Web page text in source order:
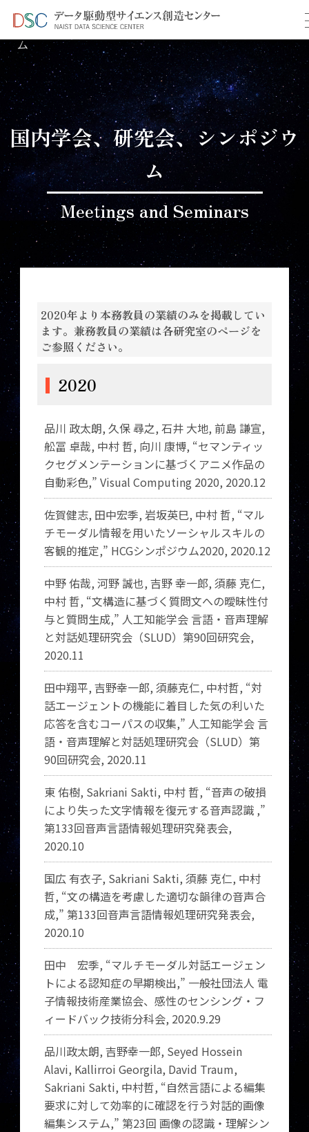
TOP ＞ 研究業績 ＞ 国内学会、研究会、シンポジウ
ム
国内学会、研究会、シンポジウ
ム
Meetings and Seminars
2020年より本務教員の業績のみを掲載してい
ます。兼務教員の業績は各研究室のページを
ご参照ください。
2020
品川 政太朗, 久保 尋之, 石井 大地, 前島 謙宣,
舩冨 卓哉, 中村 哲, 向川 康博, “セマンティッ
クセグメンテーションに基づくアニメ作品の
自動彩色,” Visual Computing 2020, 2020.12
佐賀健志, 田中宏季, 岩坂英巳, 中村 哲, “マル
チモーダル情報を用いたソーシャルスキルの
客観的推定,” HCGシンポジウム2020, 2020.12
中野 佑哉, 河野 誠也, 吉野 幸一郎, 須藤 克仁,
中村 哲, “文構造に基づく質問文への曖昧性付
与と質問生成,” 人工知能学会 言語・音声理解
と対話処理研究会（SLUD）第90回研究会,
2020.11
田中翔平, 吉野幸一郎, 須藤克仁, 中村哲, “対
話エージェントの機能に着目した気の利いた
応答を含むコーパスの収集,” 人工知能学会 言
語・音声理解と対話処理研究会（SLUD）第
90回研究会, 2020.11
東 佑樹, Sakriani Sakti, 中村 哲, “音声の破損
により失った文字情報を復元する音声認識 ,”
第133回音声言語情報処理研究発表会,
2020.10
国広 有衣子, Sakriani Sakti, 須藤 克仁, 中村
哲, “文の構造を考慮した適切な韻律の音声合
成,” 第133回音声言語情報処理研究発表会,
2020.10
田中 宏季, “マルチモーダル対話エージェン
トによる認知症の早期検出,” 一般社団法人 電
子情報技術産業協会、感性のセンシング・フ
ィードバック技術分科会, 2020.9.29
品川政太朗, 吉野幸一郎, Seyed Hossein
Alavi, Kallirroi Georgila, David Traum,
Sakriani Sakti, 中村哲, “自然言語による編集
要求に対して効率的に確認を行う対話的画像
編集システム,” 第23回 画像の認識・理解シン